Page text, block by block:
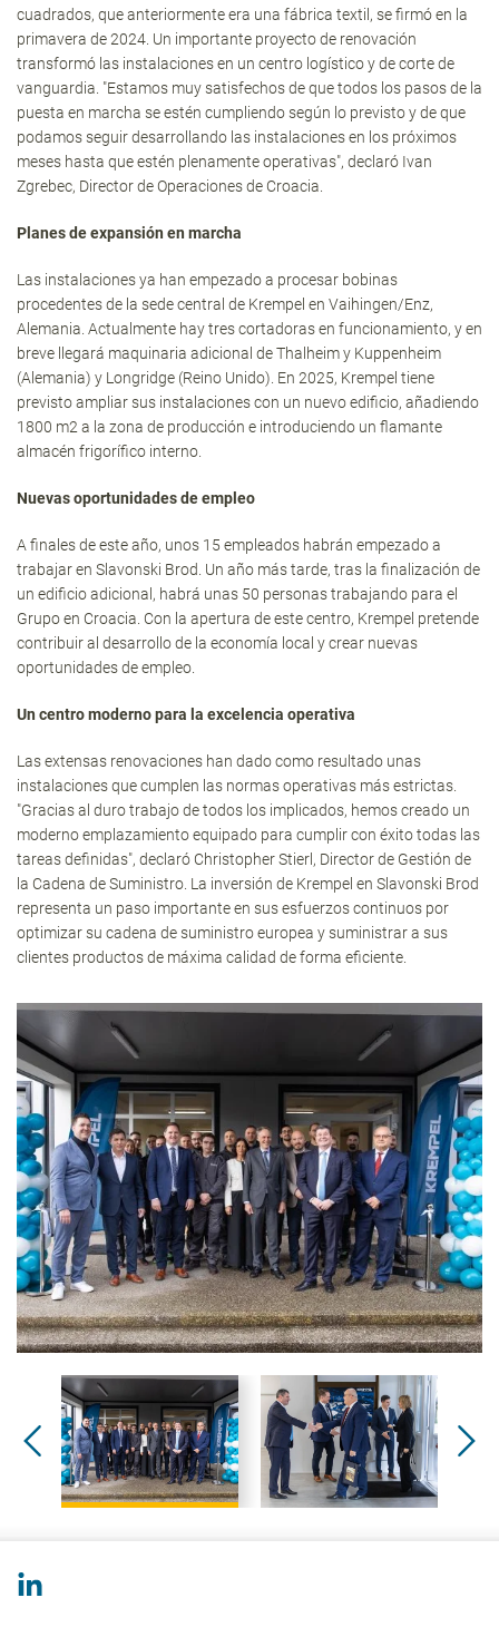
cuadrados, que anteriormente era una fábrica textil, se firmó en la
primavera de 2024. Un importante proyecto de renovación
transformó las instalaciones en un centro logístico y de corte de
vanguardia. "Estamos muy satisfechos de que todos los pasos de la
puesta en marcha se estén cumpliendo según lo previsto y de que
podamos seguir desarrollando las instalaciones en los próximos
meses hasta que estén plenamente operativas", declaró Ivan
Zgrebec, Director de Operaciones de Croacia.
Planes de expansión en marcha
Las instalaciones ya han empezado a procesar bobinas
procedentes de la sede central de Krempel en Vaihingen/Enz,
Alemania. Actualmente hay tres cortadoras en funcionamiento, y en
breve llegará maquinaria adicional de Thalheim y Kuppenheim
(Alemania) y Longridge (Reino Unido). En 2025, Krempel tiene
previsto ampliar sus instalaciones con un nuevo edificio, añadiendo
1800 m2 a la zona de producción e introduciendo un flamante
almacén frigorífico interno.
Nuevas oportunidades de empleo
A finales de este año, unos 15 empleados habrán empezado a
trabajar en Slavonski Brod. Un año más tarde, tras la finalización de
un edificio adicional, habrá unas 50 personas trabajando para el
Grupo en Croacia. Con la apertura de este centro, Krempel pretende
contribuir al desarrollo de la economía local y crear nuevas
oportunidades de empleo.
Un centro moderno para la excelencia operativa
Las extensas renovaciones han dado como resultado unas
instalaciones que cumplen las normas operativas más estrictas.
"Gracias al duro trabajo de todos los implicados, hemos creado un
moderno emplazamiento equipado para cumplir con éxito todas las
tareas definidas", declaró Christopher Stierl, Director de Gestión de
la Cadena de Suministro. La inversión de Krempel en Slavonski Brod
representa un paso importante en sus esfuerzos continuos por
optimizar su cadena de suministro europea y suministrar a sus
clientes productos de máxima calidad de forma eficiente.